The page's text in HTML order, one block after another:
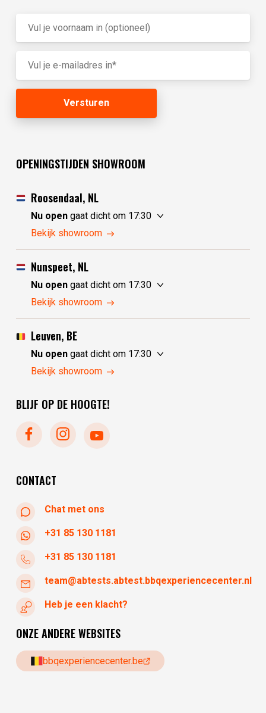
OPENINGSTIJDEN SHOWROOM
Roosendaal, NL
Nu opengaat dicht om 17:30
zaterdag
zondag
10:00 - 17:30
maandag
dinsdag
woensdag
Bekijk showroom
Nunspeet, NL
Nu opengaat dicht om 17:30
zaterdag
zondag
gesloten
maandag
dinsdag
woensdag
Bekijk showroom
Leuven, BE
Nu opengaat dicht om 17:30
zaterdag
maandag
woensdag
donderdag
Bekijk showroom
BLIJF OP DE HOOGTE!
CONTACT
Chat met ons
+31 85 130 1181
+31 85 130 1181
team@abtests.abtest.bbqexperiencecenter.nl
Heb je een klacht?
ONZE ANDERE WEBSITES
bbqexperiencecenter.be